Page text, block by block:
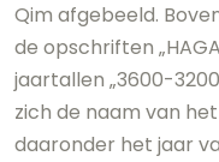
Qim afgebeeld.
de opschriften
jaartallen „3600-
zich de naam van
daaronder het jaar